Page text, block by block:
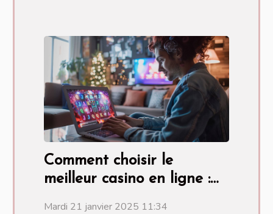
Comment choisir le
meilleur casino en ligne :
Mardi 21 janvier 2025 11:34